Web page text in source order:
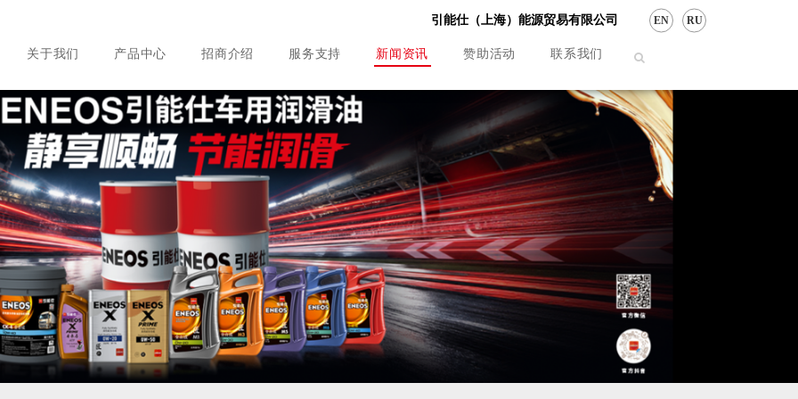
引能仕（上海）能源贸易有限公司 EN RU
关于我们 产品中心 招商介绍 服务支持 新闻资讯 赞助活动 联系我们